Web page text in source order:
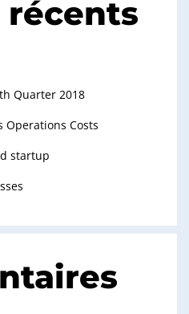
Quarter 2018
Operations Costs
startup